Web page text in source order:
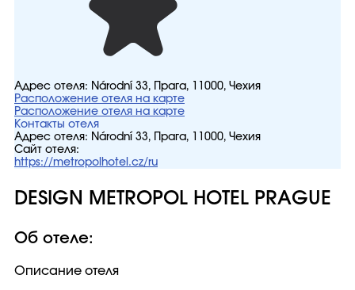
Адрес отеля: Národní 33, Прага, 11000, Чехия
Расположение отеля на карте
Расположение отеля на карте
Контакты отеля
Адрес отеля: Národní 33, Прага, 11000, Чехия
Сайт отеля:
https://metropolhotel.cz/ru
DESIGN METROPOL HOTEL PRAGUE
Об отеле:
Описание отеля